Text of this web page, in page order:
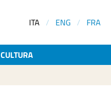
ITA / ENG / FRA
CULTURA